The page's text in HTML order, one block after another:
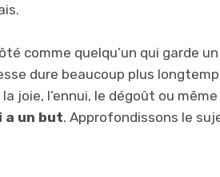
comme quelqu’un qui garde
dure beaucoup plus
joie, l’ennui, le dégoût ou
a un but. Approfondissons le